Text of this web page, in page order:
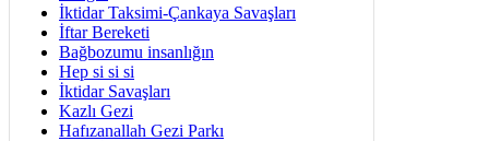
İktidar Taksimi-Çankaya Savaşları
İftar Bereketi
Bağbozumu insanlığın
Hep si si si
İktidar Savaşları
Kazlı Gezi
Hafızanallah Gezi Parkı